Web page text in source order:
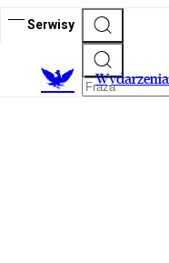
Serwisy
Wydarzenia